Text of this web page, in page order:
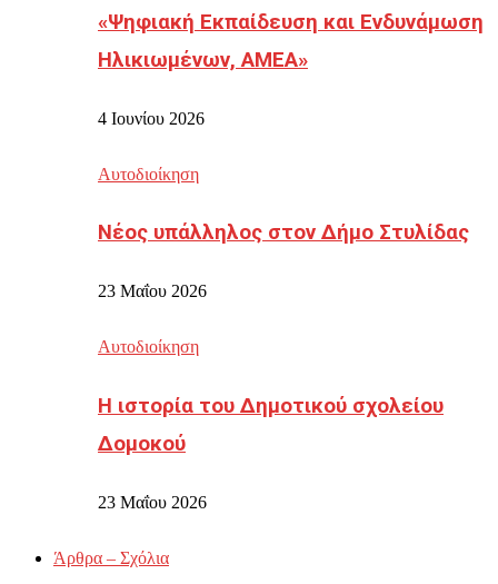
«Ψηφιακή Εκπαίδευση και Ενδυνάμωση
Ηλικιωμένων, ΑΜΕΑ»
4 Ιουνίου 2026
Αυτοδιοίκηση
Νέος υπάλληλος στον Δήμο Στυλίδας
23 Μαΐου 2026
Αυτοδιοίκηση
Η ιστορία του Δημοτικού σχολείου
Δομοκού
23 Μαΐου 2026
Άρθρα – Σχόλια